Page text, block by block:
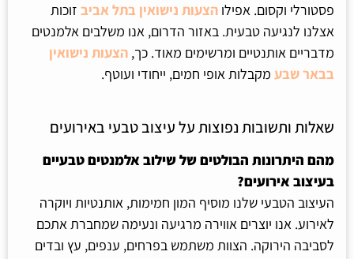
פסטורלי וקסום. אפילו הצעות נישואין בתל אביב זוכות
אצלנו לנגיעה טבעית. באזור הדרום, אנו משלבים אלמנטים
מדבריים אותנטיים ומרשימים מאוד. כך, הצעות נישואין
בבאר שבע מקבלות אופי חמים, ייחודי ועוטף.
שאלות ותשובות נפוצות על עיצוב טבעי באירועים
מהם היתרונות הבולטים של שילוב אלמנטים טבעיים
בעיצוב אירועים?
העיצוב הטבעי שלנו מוסיף המון חמימות, אותנטיות ויוקרה
לאירוע. אנו יוצרים אווירה מרגיעה ונעימה שמחברת אתכם
לסביבה הירוקה. הצוות משתמש בפרחים, ענפים, עץ ובדים